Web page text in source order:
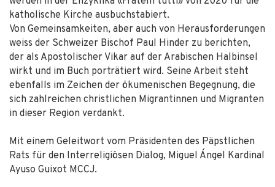
katholische Kirche ausbuchstabiert.
Von Gemeinsamkeiten, aber auch von Herausforderungen
weiss der Schweizer Bischof Paul Hinder zu berichten,
der als Apostolischer Vikar auf der Arabischen Halbinsel
wirkt und im Buch porträtiert wird. Seine Arbeit steht
ebenfalls im Zeichen der ökumenischen Begegnung, die
sich zahlreichen christlichen Migrantinnen und Migranten
in dieser Region verdankt.
Mit einem Geleitwort vom Präsidenten des Päpstlichen
Rats für den Interreligiösen Dialog, Miguel Ángel Kardinal
Ayuso Guixot MCCJ.